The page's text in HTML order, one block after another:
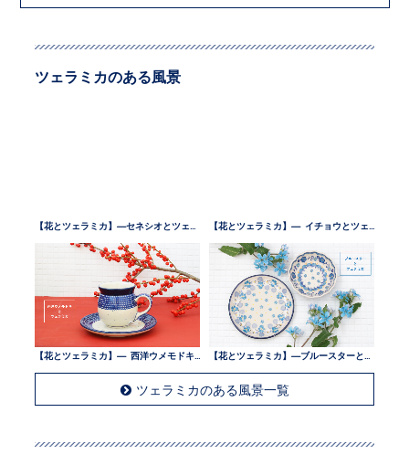
ツェラミカのある風景
【花とツェラミカ】— 西洋ウメモドキとツェラミカ —
ツェラミカのある風景一覧